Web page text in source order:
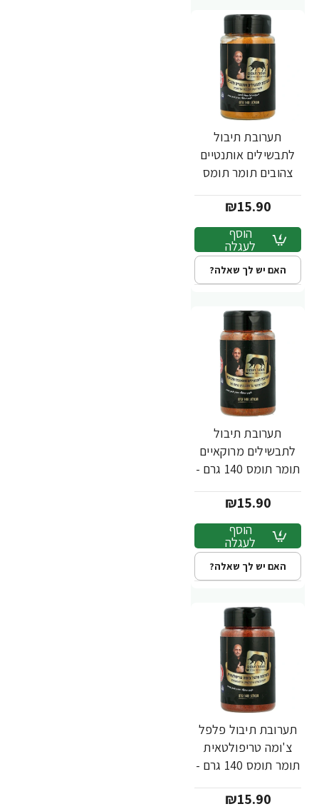
תערובת תיבול
לתבשילים אותנטיים
צהובים תומר תומס
שקדיה
₪15.90
הוסף
לעגלה
האם יש לך שאלה?
תערובת תיבול
לתבשילים מרוקאיים
תומר תומס 140 גרם -
₪15.90
הוסף
לעגלה
האם יש לך שאלה?
תערובת תיבול פלפל
צ'ומה טריפולטאית
תומר תומס 140 גרם -
₪15.90